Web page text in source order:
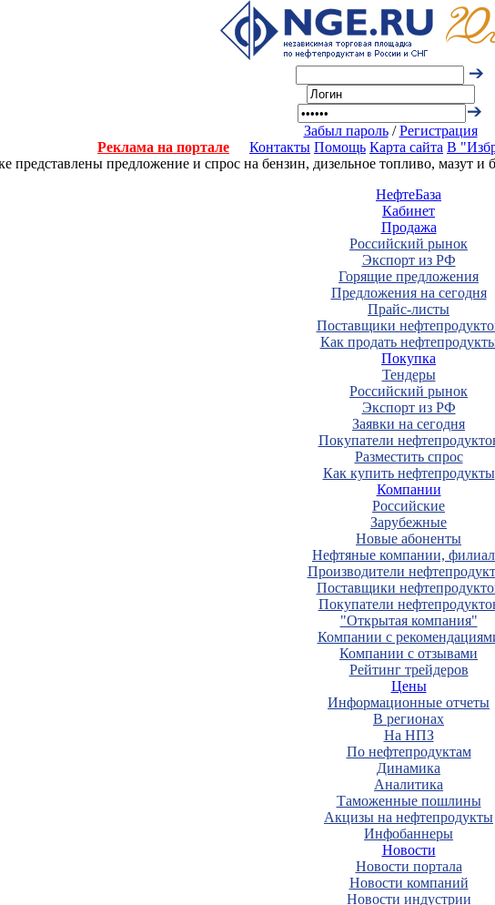
Забыл пароль/Регистрация
Реклама на портале
Контакты Помощь Карта сайта В
представлены предложение и спрос на бензин, дизельное топливо, мазут
НефтеБаза
Кабинет
Продажа
Российский рынок
Экспорт из РФ
Горящие предложения
Предложения на сегодня
Прайс-листы
Поставщики
Как продать
Покупка
Тендеры
Российский рынок
Экспорт из РФ
Заявки на сегодня
Покупатели
Разместить спрос
Как купить нефтепродукты
Компании
Российские
Зарубежные
Новые абоненты
Нефтяные компании,
Производители
Поставщики
Покупатели
"Открытая компания"
Компании с
Компании с отзывами
Рейтинг трейдеров
Цены
Информационные отчеты
В регионах
На НПЗ
По нефтепродуктам
Динамика
Аналитика
Таможенные пошлины
Акцизы на нефтепродукты
Инфобаннеры
Новости
Новости портала
Новости компаний
Новости индустрии